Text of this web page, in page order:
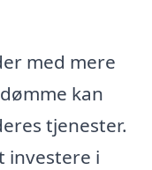
med mere
kan
tjenester.
investere i